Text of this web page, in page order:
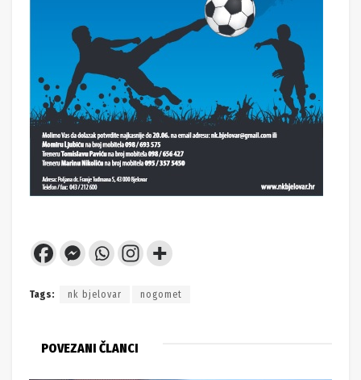
Tags: nk bjelovar nogomet
POVEZANI ČLANCI